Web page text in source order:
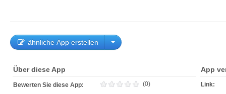
ähnliche App erstellen
Über diese App
Bewerten Sie diese App: (0)
App
Link: